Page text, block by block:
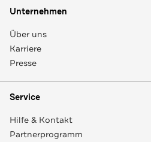
Unternehmen
Über uns
Karriere
Presse
Service
Hilfe & Kontakt
Partnerprogramm